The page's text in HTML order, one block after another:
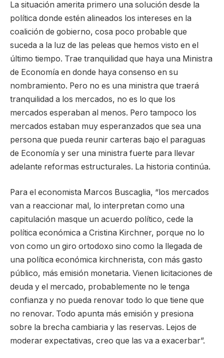
La situación amerita primero una solución desde la
política donde estén alineados los intereses en la
coalición de gobierno, cosa poco probable que
suceda a la luz de las peleas que hemos visto en el
último tiempo. Trae tranquilidad que haya una Ministra
de Economía en donde haya consenso en su
nombramiento. Pero no es una ministra que traerá
tranquilidad a los mercados, no es lo que los
mercados esperaban al menos. Pero tampoco los
mercados estaban muy esperanzados que sea una
persona que pueda reunir carteras bajo el paraguas
de Economía y ser una ministra fuerte para llevar
adelante reformas estructurales. La historia continúa.
Para el economista Marcos Buscaglia, “los mercados
van a reaccionar mal, lo interpretan como una
capitulación masque un acuerdo político, cede la
política económica a Cristina Kirchner, porque no lo
von como un giro ortodoxo sino como la llegada de
una política económica kirchnerista, con más gasto
público, más emisión monetaria. Vienen licitaciones de
deuda y el mercado, probablemente no le tenga
confianza y no pueda renovar todo lo que tiene que
no renovar. Todo apunta más emisión y presiona
sobre la brecha cambiaria y las reservas. Lejos de
moderar expectativas, creo que las va a exacerbar”.